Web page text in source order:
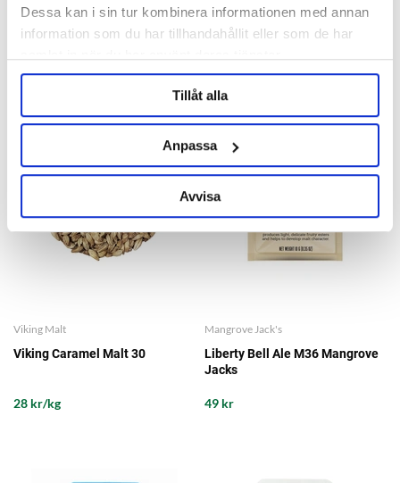
Dessa kan i sin tur kombinera informationen med annan
information som du har tillhandahållit eller som de har
Tillåt alla
Anpassa
Avvisa
Viking Malt
Viking Caramel Malt 30
28 kr/kg
Mangrove Jack's
Liberty Bell Ale M36 Mangrove
Jacks
49 kr